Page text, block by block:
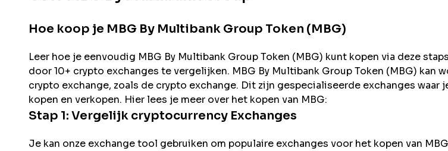
Hoe koop je MBG By Multibank Group Token (MBG)
Leer hoe je eenvoudig MBG By Multibank GroupToken (MBG) kunt kopen via deze
door 10+ crypto exchanges te vergelijken. MBG By Multibank GroupToken (MBG) kan
crypto exchange, zoals de crypto exchange. Dit zijn gespecialiseerde exchanges waar
kopen en verkopen. Hier lees je meer over het kopen van MBG:
Stap 1: Vergelijk cryptocurrency Exchanges
Je kan onze exchange tool gebruiken om populaire exchanges voor het kopen van